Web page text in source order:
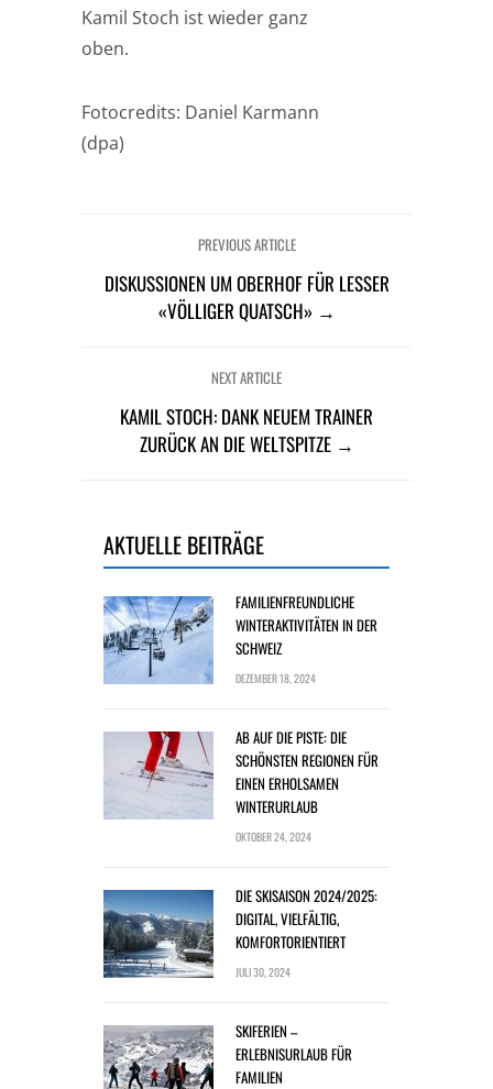
Kamil Stoch ist wieder ganz
oben.
Fotocredits: Daniel Karmann
(dpa)
PREVIOUS ARTICLE
DISKUSSIONEN UM OBERHOF FÜR LESSER
«VÖLLIGER QUATSCH» →
NEXT ARTICLE
KAMIL STOCH: DANK NEUEM TRAINER
ZURÜCK AN DIE WELTSPITZE →
AKTUELLE BEITRÄGE
FAMILIENFREUNDLICHE
WINTERAKTIVITÄTEN IN DER
SCHWEIZ
DEZEMBER 18, 2024
AB AUF DIE PISTE: DIE
SCHÖNSTEN REGIONEN FÜR
EINEN ERHOLSAMEN
WINTERURLAUB
OKTOBER 24, 2024
DIE SKISAISON 2024/2025:
DIGITAL, VIELFÄLTIG,
KOMFORTORIENTIERT
JULI 30, 2024
SKIFERIEN –
ERLEBNISURLAUB FÜR
FAMILIEN